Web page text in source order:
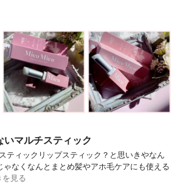
マルチスティック
ティック⁡リップスティック？と思いきやなん
ゃなく⁡なんとまとめ髪やアホ毛ケアにも使える
を見る